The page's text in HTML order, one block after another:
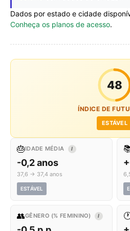
Dados por estado e cidade
Conheça os planos de acesso.
48
ÍNDICE DE
ESTÁVEL
🎂IDADE MÉDIA I
-0,2 anos
37,6 → 37,4 anos
ESTÁVEL
👥GÊNERO (% FEMININO) I